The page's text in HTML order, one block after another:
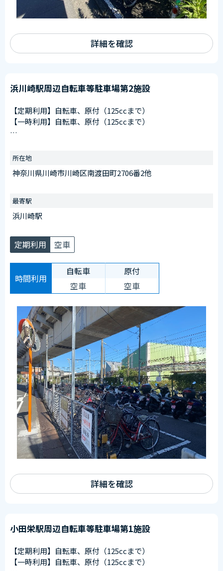
詳細を確認
浜川崎駅周辺自転車等駐車場第2施設
【定期利用】自転車、原付（125ccまで）
【一時利用】自転車、原付（125ccまで）
申請窓口
受付時間
※日曜を除く
【臨時ステッカー場所】
所在地
神奈川県川崎市川崎区南渡田町2706番2他
最寄駅
浜川崎駅
定期利用 空車
時間利用
自転車
空車
原付
空車
詳細を確認
小田栄駅周辺自転車等駐車場第1施設
【定期利用】自転車、原付（125ccまで）
【一時利用】自転車、原付（125ccまで）